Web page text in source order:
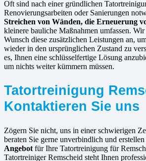
Oft sind nach einer gründlichen
Renovierungsarbeiten oder Sanierungen
Streichen von Wänden, die Erneuerung
kleinere bauliche Maßnahmen umfassen.
Wunsch diese zusätzlichen Leistungen an,
wieder in den ursprünglichen Zustand zu
es, Ihnen eine schlüsselfertige Lösung
um nichts weiter kümmern müssen.
Tatortreinigung
Kontaktieren Sie uns
Zögern Sie nicht, uns in einer schwierigen
beraten Sie gerne unverbindlich und erstellen
Angebot für Ihre Tatortreinigung für
Tatortreiniger Remscheid steht Ihnen